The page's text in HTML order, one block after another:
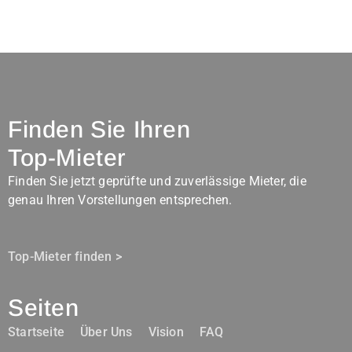
Finden Sie Ihren
Top-Mieter
Finden Sie jetzt geprüfte und zuverlässige Mieter, die
genau Ihren Vorstellungen entsprechen.
Top-Mieter finden >
Seiten
Startseite Über Uns Vision FAQ